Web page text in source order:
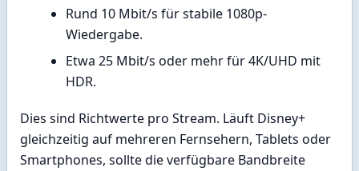
Rund 10 Mbit/s für stabile 1080p-
Wiedergabe.
Etwa 25 Mbit/s oder mehr für 4K/UHD mit
HDR.
Dies sind Richtwerte pro Stream. Läuft Disney+
gleichzeitig auf mehreren Fernsehern, Tablets oder
Smartphones, sollte die verfügbare Bandbreite